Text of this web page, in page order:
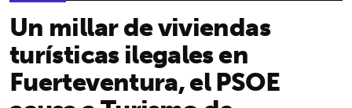
Un millar de viviendas
turísticas ilegales en
Fuerteventura, el PSOE